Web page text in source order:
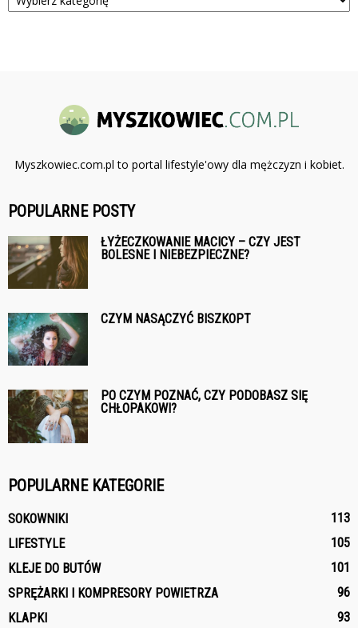
Myszkowiec.com.pl to portal lifestyle'owy dla mężczyzn i kobiet.
POPULARNE POSTY
ŁYŻECZKOWANIE MACICY – CZY JEST
BOLESNE I NIEBEZPIECZNE?
CZYM NASĄCZYĆ BISZKOPT
PO CZYM POZNAĆ, CZY PODOBASZ SIĘ
CHŁOPAKOWI?
POPULARNE KATEGORIE
SOKOWNIKI
113
LIFESTYLE
105
KLEJE DO BUTÓW
101
SPRĘŻARKI I KOMPRESORY POWIETRZA
96
KLAPKI
93